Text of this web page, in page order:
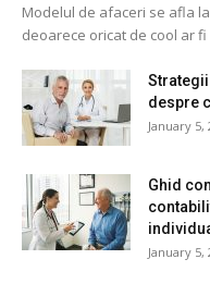
Modelul de afaceri se afla
deoarece oricat de cool ar
despre
January 5,
Ghid
January 5,